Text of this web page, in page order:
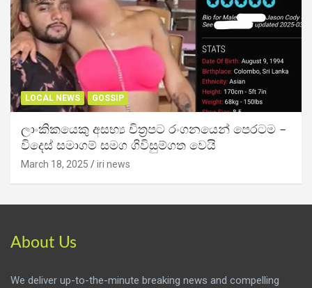
LOCAL NEWS GOSSIP
ලාංකිකයෙකු අසභ්‍ය චිත්‍රපට රංගනයෙන් පෙරටම –
විදෙස් සමාගම් සමග ගිවිසුම්ගත වෙයි
March 18, 2025 iri news
About Us
We deliver up-to-the-minute breaking news and compelling